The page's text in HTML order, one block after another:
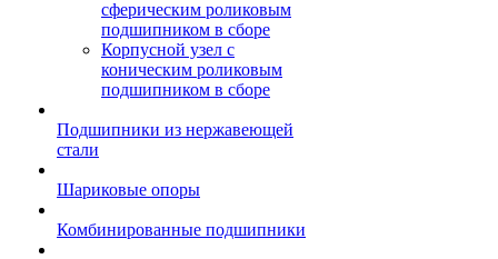
сферическим роликовым
подшипником в сборе
Корпусной узел с
коническим роликовым
подшипником в сборе
Подшипники из нержавеющей
стали
Шариковые опоры
Комбинированные подшипники